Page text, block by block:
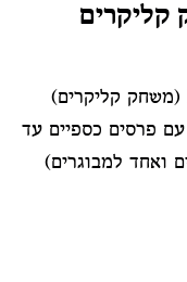
קליקרים
מצטרפים לזום ומשתתפים ב-Kahoot (משחק קליקרים)
פרסים כספיים עד